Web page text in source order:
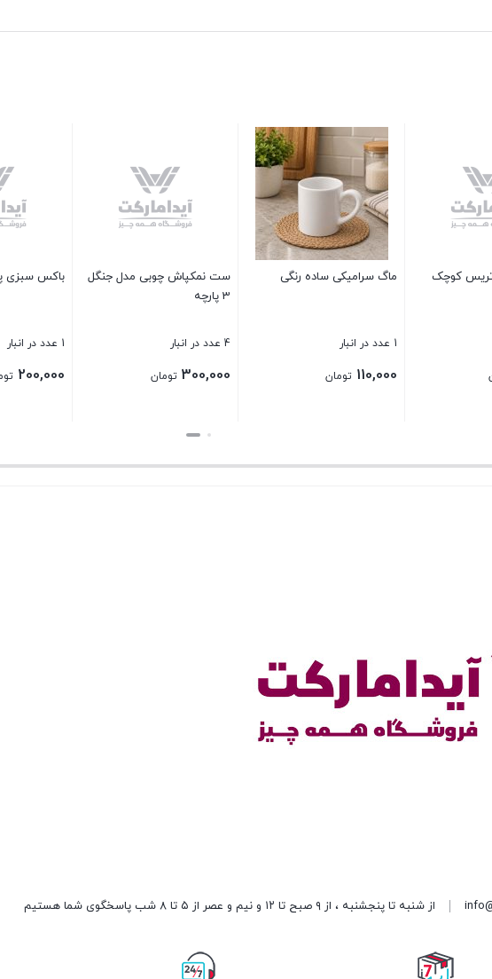
جنگل
باکس سبزی پاتریس متوسط
200,000 تومان
شکر پاش ماربل رزمن
80,000 تومان
جارو حمام لایف بازن
350,000 تومان
از شنبه تا پنجشنبه ، از ۹ صبح تا ۱۲ و نیم و عصر از ۵ تا ۸ شب پاسخگوی شما هستیم